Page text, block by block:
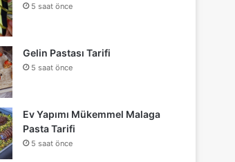
5 saat önce
Gelin Pastası Tarifi
5 saat önce
Ev Yapımı Mükemmel Malaga
Pasta Tarifi
5 saat önce